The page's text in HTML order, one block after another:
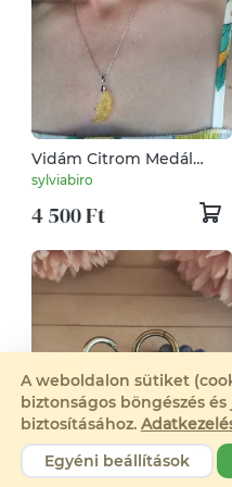
Vidám Citrom Medál
Nemesacél Nyakláncon –
A tökéletes nyári
kiegészítő
sylviabiro
4 500 Ft
Aszimmetrikus
A weboldalon sütiket
biztonságos böngészés
biztosításához.
Egyéni beállítások